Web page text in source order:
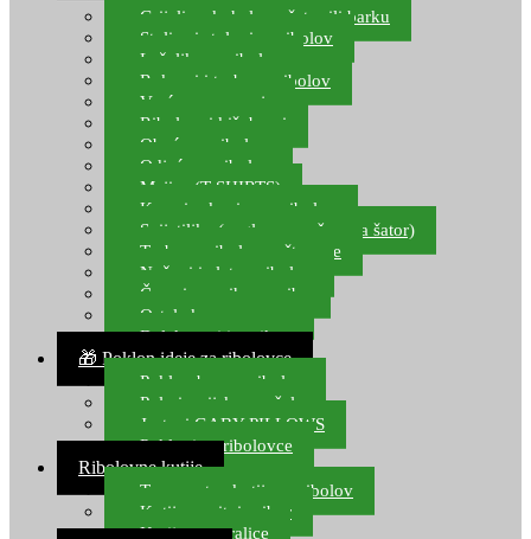
Grijalice, kuhala za šator ili barku
Stolice i stolovi za ribolov
Ležaljke za ribolov
Ruksaci i torbe za ribolov
Vreće za spavanje
Ribolovni kišobrani
Obuća za ribolov
Odjeća za ribolov
Majice (T-SHIRTS)
Kape i rukavice za ribolov
Svijetiljke (naglavne, ručne, za šator)
Torbe za ribolovne štapove
Noževi i alat za ribolov
Čamci za prihranu ribe
Ostala kamp oprema
Dalekozori i optika
🎁 Poklon ideje za ribolovce
Poklon bon za ribolov
Polarizacijske naočale
Jastuci GABY PILLOWS
Pokloni za ribolovce
Ribolovne kutije
Transportne kutije za ribolov
Kutije za sitni pribor
Kutije za varalice